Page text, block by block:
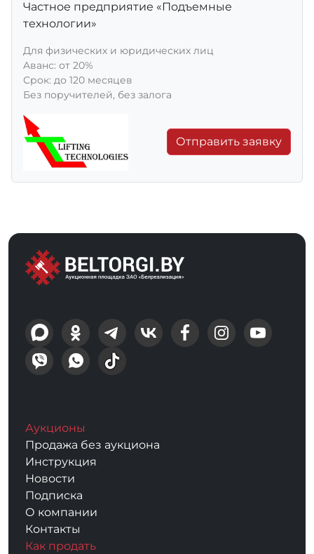
Частное предприятие «Подъемные
технологии»
Для физических и юридических лиц
Aванс: от 20%
Срок: до 120 месяцев
Без поручителей, без залога
Отправить заявку
Аукционы
Продажа без аукциона
Инструкция
Новости
Подписка
О компании
Контакты
Как продать